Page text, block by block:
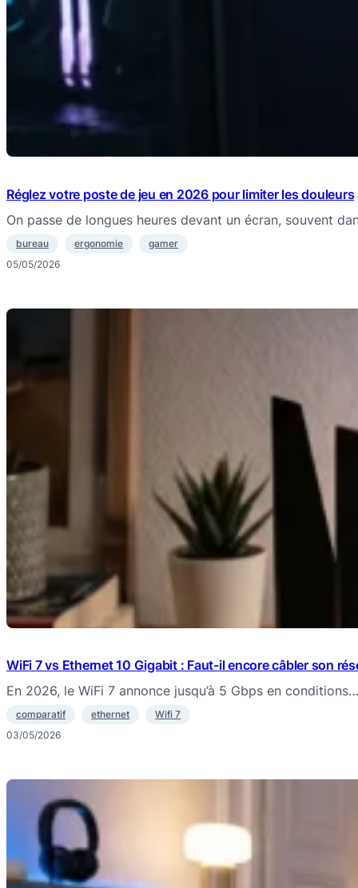
Réglez votre poste de jeu en 2026 pour limiter les douleurs
On passe de longues heures devant un écran, souvent
bureau ergonomie
gamer
05/05/2026
WiFi 7 vs Ethernet 10 Gigabit : Faut-il encore câbler son
En 2026, le WiFi 7 annonce jusqu’à 5 Gbps en conditions…
comparatif ethernet
Wifi 7
03/05/2026